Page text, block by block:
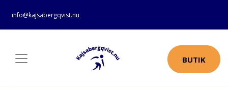
info@kajsabergqvist.nu
BUTIK